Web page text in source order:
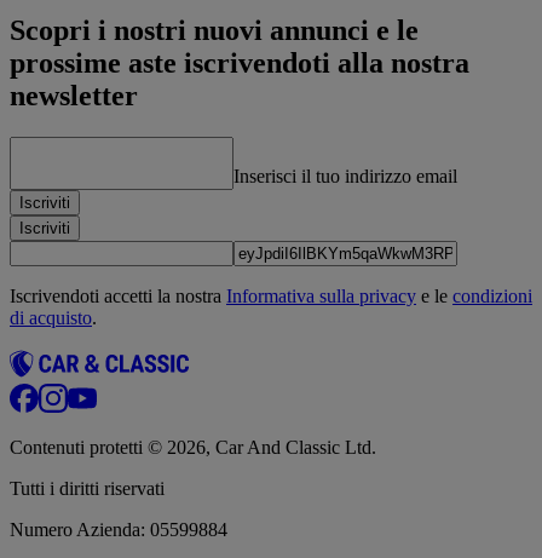
Scopri i nostri nuovi annunci e le
prossime aste iscrivendoti alla nostra
newsletter
Inserisci il tuo indirizzo email
Iscriviti
Iscriviti
Iscrivendoti accetti la nostra Informativa sulla privacy e le condizioni
di acquisto.
Contenuti protetti © 2026, Car And Classic Ltd.
Tutti i diritti riservati
Numero Azienda: 05599884